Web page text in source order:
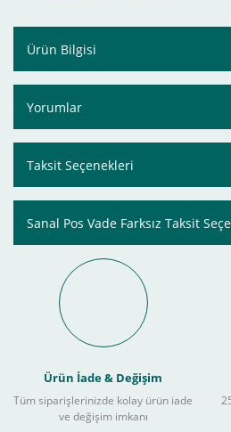
Ürün Bilgisi
Yorumlar
Taksit Seçenekleri
Sanal Pos Vade Farksız Taksit
Ürün İade & Değişim
Tüm siparişlerinizde kolay ürün iade
ve değişim imkanı